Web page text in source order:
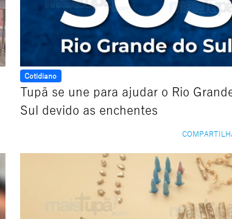
Cotidiano
Tupã se une para ajudar o Rio
Sul devido as enchentes